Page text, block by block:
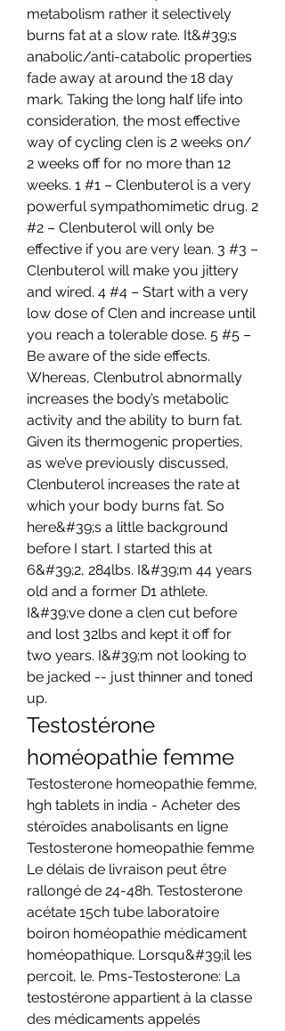
metabolism rather it selectively
burns fat at a slow rate. It&#39;s
anabolic/anti-catabolic properties
fade away at around the 18 day
mark. Taking the long half life into
consideration, the most effective
way of cycling clen is 2 weeks on/
2 weeks off for no more than 12
weeks. 1 #1 – Clenbuterol is a very
powerful sympathomimetic drug. 2
#2 – Clenbuterol will only be
effective if you are very lean. 3 #3 –
Clenbuterol will make you jittery
and wired. 4 #4 – Start with a very
low dose of Clen and increase until
you reach a tolerable dose. 5 #5 –
Be aware of the side effects.
Whereas, Clenbutrol abnormally
increases the body’s metabolic
activity and the ability to burn fat.
Given its thermogenic properties,
as we’ve previously discussed,
Clenbuterol increases the rate at
which your body burns fat. So
here&#39;s a little background
before I start. I started this at
6&#39;2, 284lbs. I&#39;m 44 years
old and a former D1 athlete.
I&#39;ve done a clen cut before
and lost 32lbs and kept it off for
two years. I&#39;m not looking to
be jacked -- just thinner and toned
up.
Testostérone
homéopathie femme
Testosterone homeopathie femme,
hgh tablets in india - Acheter des
stéroïdes anabolisants en ligne
Testosterone homeopathie femme
Le délais de livraison peut être
rallongé de 24-48h. Testosterone
acétate 15ch tube laboratoire
boiron homéopathie médicament
homéopathique. Lorsqu&#39;il les
percoit, le. Pms-Testosterone: La
testostérone appartient à la classe
des médicaments appelés